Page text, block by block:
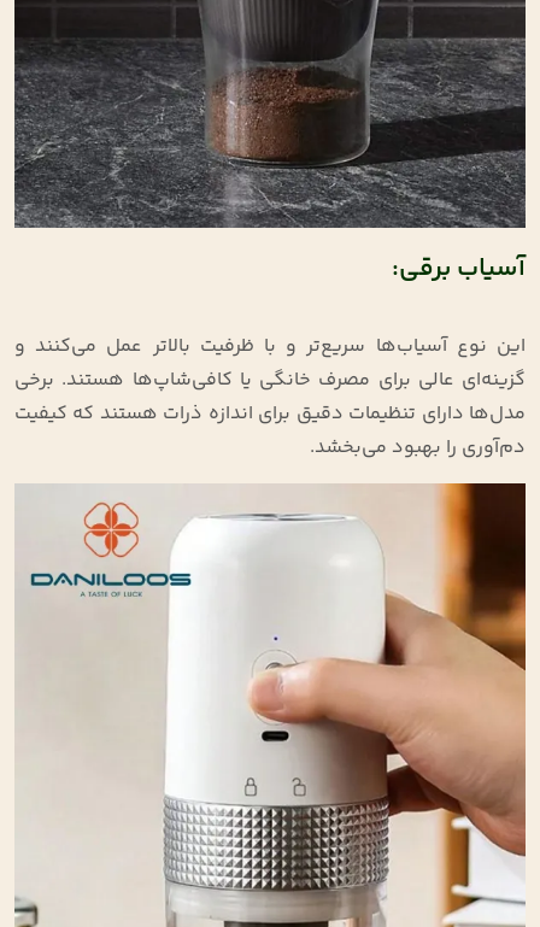
آسیاب برقی:
این نوع آسیاب‌ها سریع‌تر و با ظرفیت بالاتر عمل می‌کنند و
گزینه‌ای عالی برای مصرف خانگی یا کافی‌شاپ‌ها هستند. برخی
مدل‌ها دارای تنظیمات دقیق برای اندازه ذرات هستند که کیفیت
دم‌آوری را بهبود می‌بخشد.